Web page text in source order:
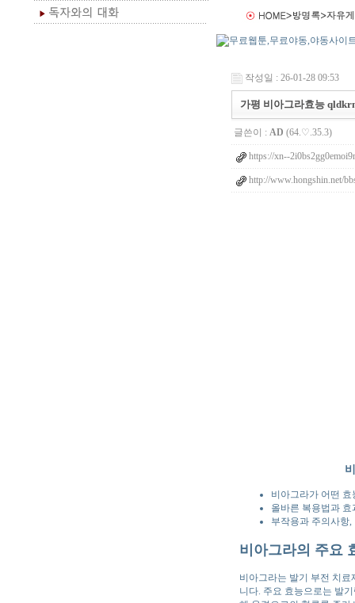
작성일 : 26-01-28 09:53
가평 비아그라효능
글쓴이 : AD (64.♡.35.3)
https://xn--
http://www.hongshin.net/
비아그라가 어떤
올바른 복용법과
부작용과 주의사항
비아그라의 주요
비아그라는 발기 부전 치
니다. 주요 효능으로는 발